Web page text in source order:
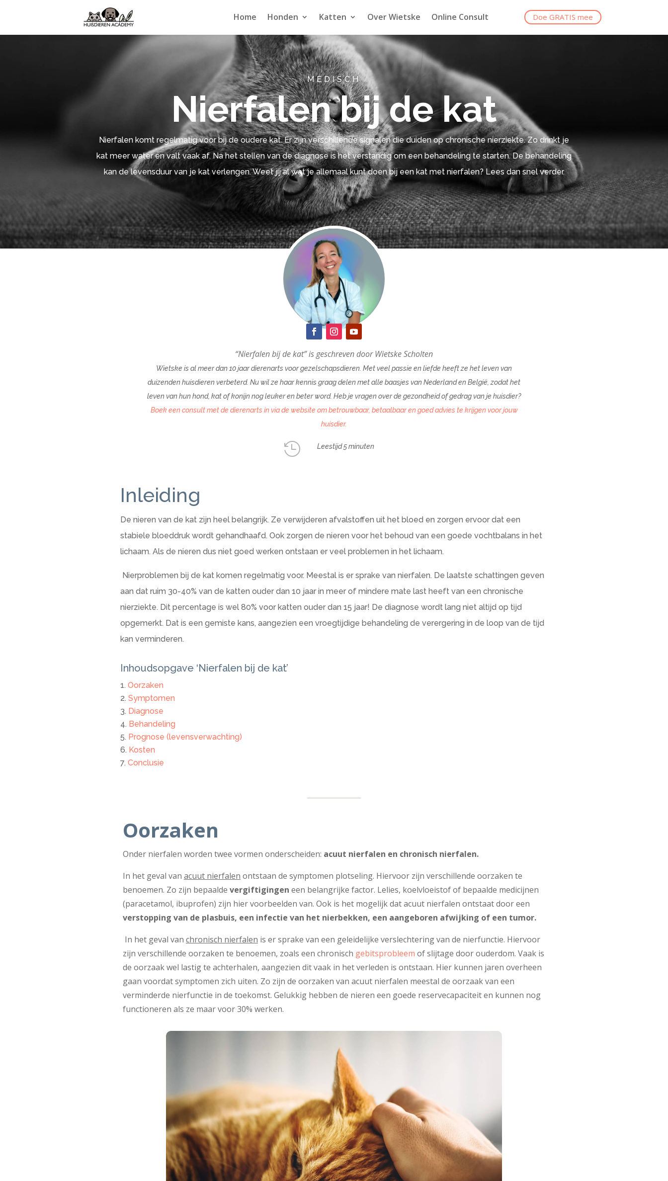
Home Honden Katten Over Wietske Online Consult Doe GRATIS mee
MEDISCH
Nierfalen bij de kat
Nierfalen komt regelmatig voor bij de oudere kat. Er zijn verschillende signalen die duiden op chronische nierziekte. Zo drinkt je
kat meer water en valt vaak af. Na het stellen van de diagnose is het verstandig om een behandeling te starten. De behandeling
kan de levensduur van je kat verlengen. Weet jij al wat je allemaal kunt doen bij een kat met nierfalen? Lees dan snel verder.
“Nierfalen bij de kat” is geschreven door Wietske Scholten
Wietske is al meer dan 10 jaar dierenarts voor gezelschapsdieren. Met veel passie en liefde heeft ze het leven van
duizenden huisdieren verbeterd. Nu wil ze haar kennis graag delen met alle baasjes van Nederland en België, zodat het
leven van hun hond, kat of konijn nog leuker en beter word. Heb je vragen over de gezondheid of gedrag van je huisdier?
Boek een consult met de dierenarts in via de website om betrouwbaar, betaalbaar en goed advies te krijgen voor jouw
huisdier.
 Leestijd 5 minuten
Inleiding
De nieren van de kat zijn heel belangrijk. Ze verwijderen afvalstoffen uit het bloed en zorgen ervoor dat een
stabiele bloeddruk wordt gehandhaafd. Ook zorgen de nieren voor het behoud van een goede vochtbalans in het
lichaam. Als de nieren dus niet goed werken ontstaan er veel problemen in het lichaam.
Nierproblemen bij de kat komen regelmatig voor. Meestal is er sprake van nierfalen. De laatste schattingen geven
aan dat ruim 30-40% van de katten ouder dan 10 jaar in meer of mindere mate last heeft van een chronische
nierziekte. Dit percentage is wel 80% voor katten ouder dan 15 jaar! De diagnose wordt lang niet altijd op tijd
opgemerkt. Dat is een gemiste kans, aangezien een vroegtijdige behandeling de verergering in de loop van de tijd
kan verminderen.
Inhoudsopgave ‘Nierfalen bij de kat’
Oorzaken
Symptomen
Diagnose
Behandeling
Prognose (levensverwachting)
Kosten
Conclusie
Oorzaken
Onder nierfalen worden twee vormen onderscheiden: acuut nierfalen en chronisch nierfalen.
In het geval van acuut nierfalen ontstaan de symptomen plotseling. Hiervoor zijn verschillende oorzaken te
benoemen. Zo zijn bepaalde vergiftigingen een belangrijke factor. Lelies, koelvloeistof of bepaalde medicijnen
(paracetamol, ibuprofen) zijn hier voorbeelden van. Ook is het mogelijk dat acuut nierfalen ontstaat door een
verstopping van de plasbuis, een infectie van het nierbekken, een aangeboren afwijking of een tumor.
In het geval van chronisch nierfalen is er sprake van een geleidelijke verslechtering van de nierfunctie. Hiervoor
zijn verschillende oorzaken te benoemen, zoals een chronisch gebitsprobleem of slijtage door ouderdom. Vaak is
de oorzaak wel lastig te achterhalen, aangezien dit vaak in het verleden is ontstaan. Hier kunnen jaren overheen
gaan voordat symptomen zich uiten. Zo zijn de oorzaken van acuut nierfalen meestal de oorzaak van een
verminderde nierfunctie in de toekomst. Gelukkig hebben de nieren een goede reservecapaciteit en kunnen nog
functioneren als ze maar voor 30% werken.